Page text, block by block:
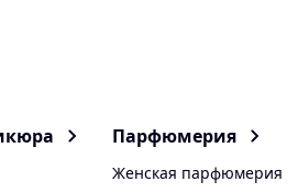
Парфюмерия
Женская парфюмерия